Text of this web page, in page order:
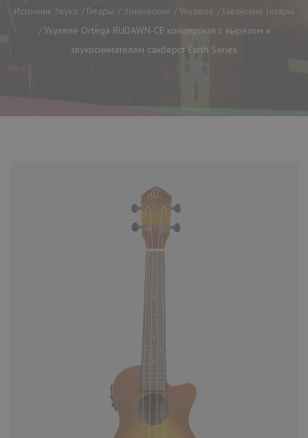
Источник Звука Гитары Этнические Укулеле
Гавайские гитары
Укулеле Ortega RUDAWN-CE концертная с вырезом и
звукоснимателем санберст Earth Series